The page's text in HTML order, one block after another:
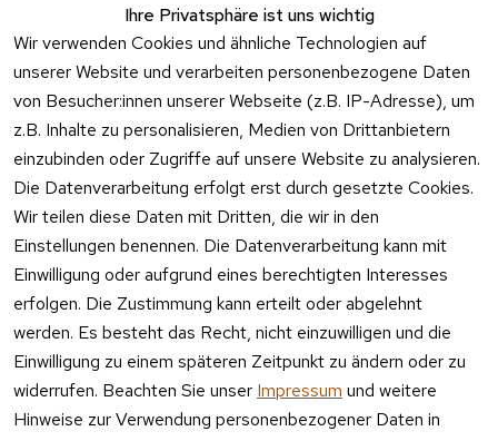
Ihre Privatsphäre ist uns wichtig
Wir verwenden Cookies und ähnliche Technologien auf
unserer Website und verarbeiten personenbezogene Daten
von Besucher:innen unserer Webseite (z.B. IP-Adresse), um
z.B. Inhalte zu personalisieren, Medien von Drittanbietern
einzubinden oder Zugriffe auf unsere Website zu analysieren.
Die Datenverarbeitung erfolgt erst durch gesetzte Cookies.
Wir teilen diese Daten mit Dritten, die wir in den
Einstellungen benennen. Die Datenverarbeitung kann mit
Einwilligung oder aufgrund eines berechtigten Interesses
erfolgen. Die Zustimmung kann erteilt oder abgelehnt
werden. Es besteht das Recht, nicht einzuwilligen und die
Einwilligung zu einem späteren Zeitpunkt zu ändern oder zu
widerrufen. Beachten Sie unser Impressum und weitere
Hinweise zur Verwendung personenbezogener Daten in
nweis
Verpacku
ngshinwei
se
Altgeräte
-
Entsorgu
ng
Vertrag
widerrufen
09:00 –
17:00 Uhr
Telefon
Kundenservic
e:
Mo – Fr 11:00
– 15:00 Uhr
Versa
ndpa
rtner